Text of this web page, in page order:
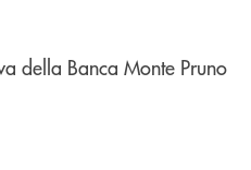
della Banca Monte Pruno